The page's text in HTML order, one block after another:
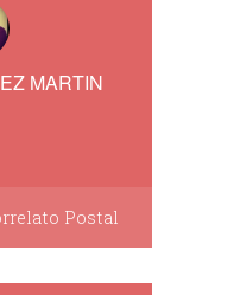
MARTIN
Postal